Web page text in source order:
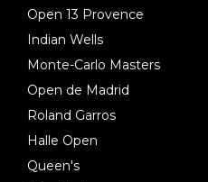
Open 13 Provence
Indian Wells
Monte-Carlo Masters
Open de Madrid
Roland Garros
Halle Open
Queen's